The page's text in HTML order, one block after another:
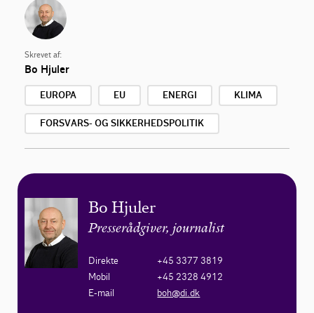
Skrevet af:
Bo Hjuler
EUROPA EU ENERGI KLIMA
FORSVARS- OG SIKKERHEDSPOLITIK
Bo Hjuler
Presserådgiver, journalist
Direkte
+45 3377 3819
Mobil
+45 2328 4912
E-mail
boh@di.dk